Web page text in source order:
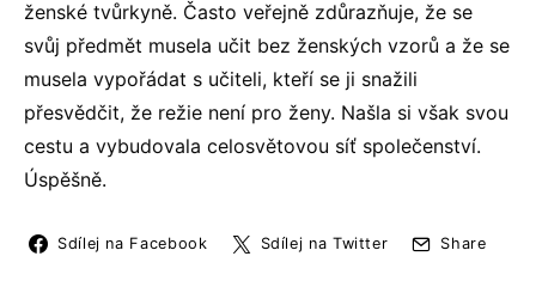
ženské tvůrkyně. Často veřejně zdůrazňuje, že se
svůj předmět musela učit bez ženských vzorů a že se
musela vypořádat s učiteli, kteří se ji snažili
přesvědčit, že režie není pro ženy. Našla si však svou
cestu a vybudovala celosvětovou síť společenství.
Úspěšně.
Sdílej na Facebook Sdílej na Twitter Share